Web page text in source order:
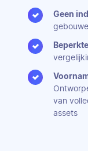
Geen
van
assets